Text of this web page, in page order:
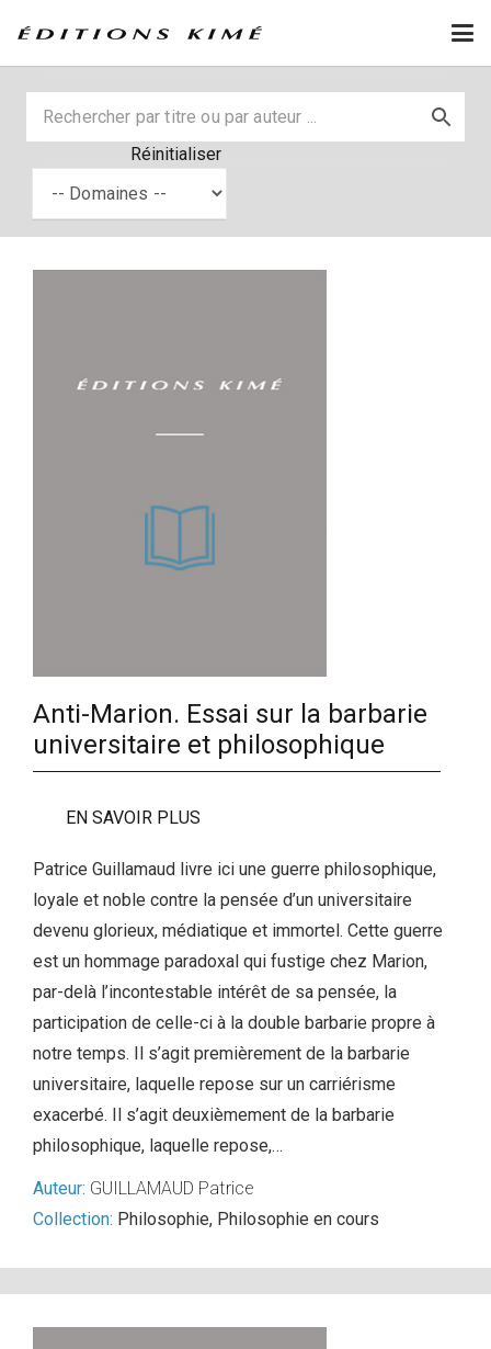
Réinitialiser
Anti-Marion. Essai sur la barbarie
universitaire et philosophique
EN SAVOIR PLUS
Patrice Guillamaud livre ici une guerre philosophique,
loyale et noble contre la pensée d’un universitaire
devenu glorieux, médiatique et immortel. Cette guerre
est un hommage paradoxal qui fustige chez Marion,
par-delà l’incontestable intérêt de sa pensée, la
participation de celle-ci à la double barbarie propre à
notre temps. Il s’agit premièrement de la barbarie
universitaire, laquelle repose sur un carriérisme
exacerbé. Il s’agit deuxièmement de la barbarie
philosophique, laquelle repose,…
Auteur: GUILLAMAUD Patrice
Collection: Philosophie, Philosophie en cours